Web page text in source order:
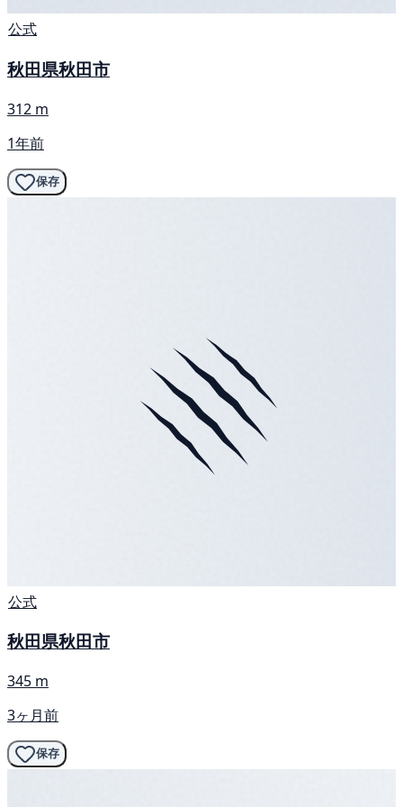
公式
秋田県秋田市
312 m
1年前
保存
公式
秋田県秋田市
345 m
3ヶ月前
保存